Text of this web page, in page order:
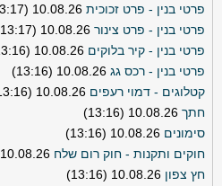
פרטי בנין - פרט זכוכית 10.08.26 (13:17)
פרטי בנין - פרט צינור 10.08.26 (13:17)
פרטי בנין - קיר בלוקים 10.08.26 (13:16)
פרטי בנין - רכס גג 10.08.26 (13:16)
קטלוגים - דמוי רעפים 10.08.26 (13:16)
חתך 10.08.26 (13:16)
סימונים 10.08.26 (13:16)
חוקים ותקנות - חוק רום שלח 10.08.26 (13:16)
חץ צפון 10.08.26 (13:16)